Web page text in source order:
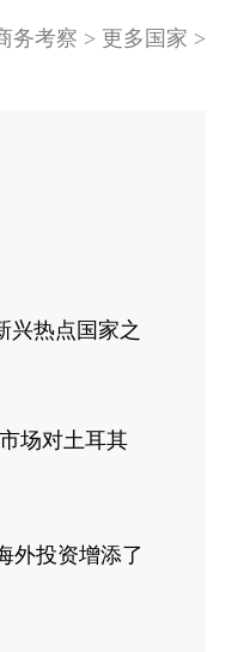
务考察 > 更多国家 >
兴热点国家之
场对土耳其
外投资增添了